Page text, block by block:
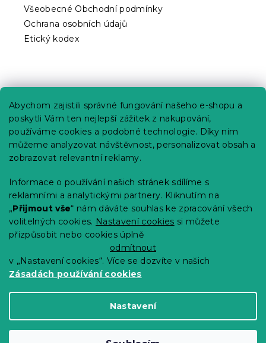
Abychom zajistili správné fungování našeho e-shopu a
poskytli Vám ten nejlepší zážitek z nakupování,
používáme cookies a podobné technologie. Díky nim
můžeme analyzovat návštěvnost, personalizovat obsah a
zobrazovat relevantní reklamy.
Informace o používání našich stránek sdílíme s
reklamními a analytickými partnery. Kliknutím na
„Přijmout vše“ nám dáváte souhlas ke zpracování všech
volitelných cookies. Nastavení cookies si můžete
přizpůsobit nebo cookies úplně
odmítnout
v „Nastavení cookies“. Více se dozvíte v našich
Zásadách používání cookies
Nastavení
Všeobecné Obchodní podmínky
Ochrana osobních údajů
Etický kodex
Kariéra
Poptávky a B2B spolupráce
Proč se u nás registrovat?
Věrnostní program - Sleva až 10 %
Návody
Tabulky velikostí
Blog
Copyright 2026Výprodej povlečení. Všechna